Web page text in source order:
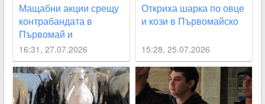
Мащабни акции срещу
контрабандата в
Първомай и
асеновградско село
16:31, 27.07.2026
Откриха шарка по овце
и кози в Първомайско
15:28, 25.07.2026